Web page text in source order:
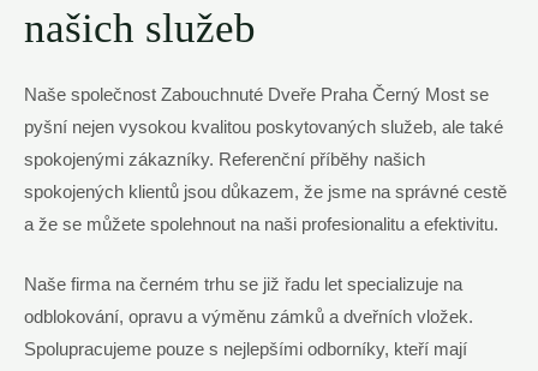
našich služeb
Naše společnost Zabouchnuté Dveře Praha Černý Most se
pyšní nejen vysokou kvalitou poskytovaných služeb, ale také
spokojenými zákazníky. Referenční příběhy našich
spokojených klientů jsou důkazem, že jsme na správné cestě
a že se můžete spolehnout na naši profesionalitu a efektivitu.
Naše firma na černém trhu se již řadu let specializuje na
odblokování, opravu a výměnu zámků a dveřních vložek.
Spolupracujeme pouze s nejlepšími odborníky, kteří mají